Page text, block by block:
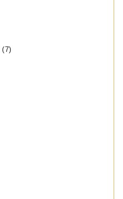
(7)